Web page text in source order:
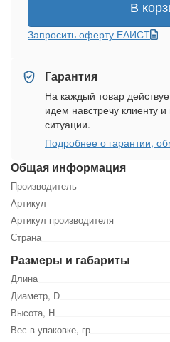
Общая информация
Производитель
Артикул
Артикул производителя
Страна
Размеры и габариты
Длина
Диаметр, D
Высота, Н
Вес в упаковке, гр
В
Запросить оферту ЕАИСТ
Гарантия
На каждый товар
идем навстречу клиенту
ситуации.
Подробнее о гарантии,